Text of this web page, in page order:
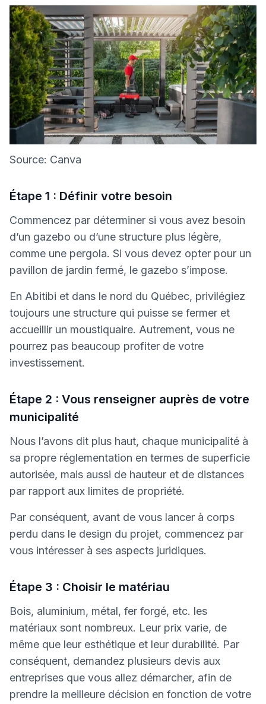
Source: Canva
Étape 1 : Définir votre besoin
Commencez par déterminer si vous avez besoin
d’un gazebo ou d’une structure plus légère,
comme une pergola. Si vous devez opter pour un
pavillon de jardin fermé, le gazebo s’impose.
En Abitibi et dans le nord du Québec, privilégiez
toujours une structure qui puisse se fermer et
accueillir un moustiquaire. Autrement, vous ne
pourrez pas beaucoup profiter de votre
investissement.
Étape 2 : Vous renseigner auprès de votre
municipalité
Nous l’avons dit plus haut, chaque municipalité à
sa propre réglementation en termes de superficie
autorisée, mais aussi de hauteur et de distances
par rapport aux limites de propriété.
Par conséquent, avant de vous lancer à corps
perdu dans le design du projet, commencez par
vous intéresser à ses aspects juridiques.
Étape 3 : Choisir le matériau
Bois, aluminium, métal, fer forgé, etc. les
matériaux sont nombreux. Leur prix varie, de
même que leur esthétique et leur durabilité. Par
conséquent, demandez plusieurs devis aux
entreprises que vous allez démarcher, afin de
prendre la meilleure décision en fonction de votre